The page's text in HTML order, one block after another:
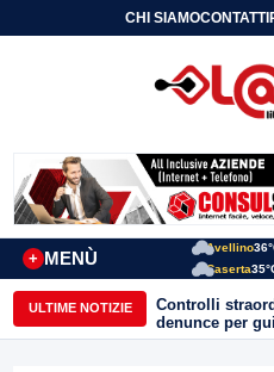
CHI SIAMOCONTATTI
MENÙ
+
Avellino
Caserta
ULTIME NOTIZIE
Controlli
denunce per
ebbrezza, un